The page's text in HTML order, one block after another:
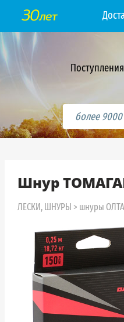
Поступления
Шнур
ЛЕСКИ, ШНУРЫ > шнуры ОЛТА